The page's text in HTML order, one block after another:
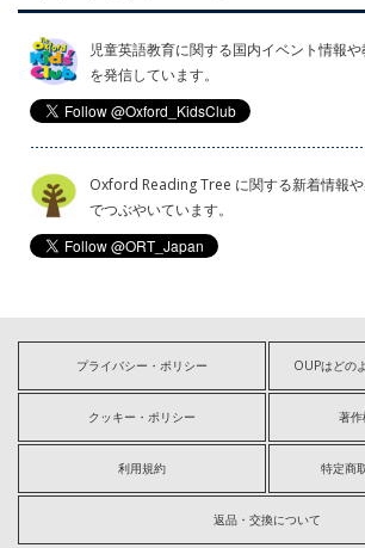
児童英語教育に関する国内イベント情報
を発信しています。
Oxford Reading Tree に関する新着情報
でつぶやいています。
プライバシー・ポリシー
クッキー・ポリシー 著
利用規約 特定商
返品・交換について